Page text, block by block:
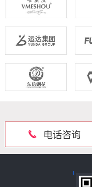
电话咨询